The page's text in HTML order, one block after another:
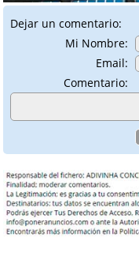
Dejar un comentario:
Mi Nombre:
Email:
Comentario: